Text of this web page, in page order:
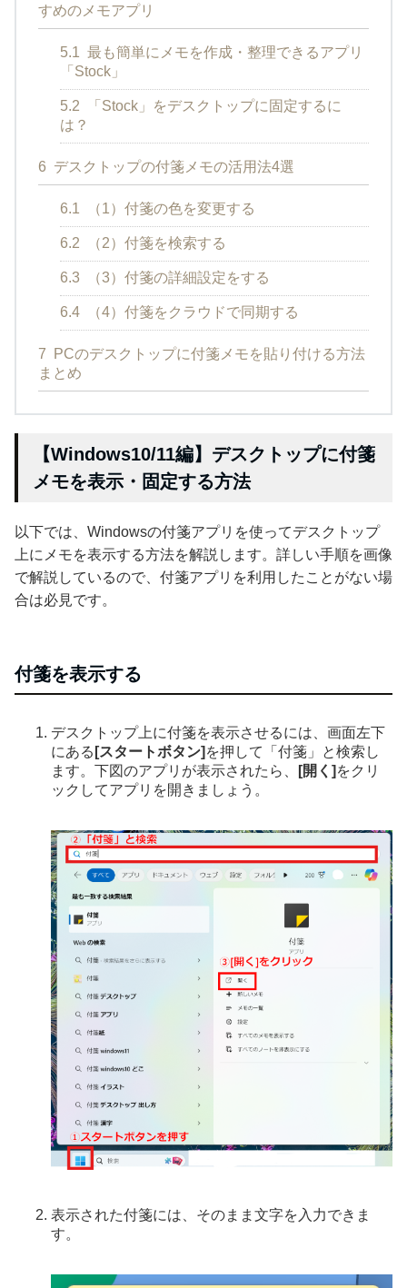
すめのメモアプリ
5.1 最も簡単にメモを作成・整理できるアプリ
「Stock」
5.2
「Stock」をデスクトップに固定するに
は？
6 デスクトップの付箋メモの活用法4選
6.1 （1）付箋の色を変更する
6.2 （2）付箋を検索する
6.3 （3）付箋の詳細設定をする
6.4 （4）付箋をクラウドで同期する
7
PCのデスクトップに付箋メモを貼り付ける方法
まとめ
【Windows10/11編】デスクトップに付箋
メモを表示・固定する方法
以下では、Windowsの付箋アプリを使ってデスクトップ
上にメモを表示する方法を解説します。詳しい手順を画像
で解説しているので、付箋アプリを利用したことがない場
合は必見です。
付箋を表示する
デスクトップ上に付箋を表示させるには、画面左下
にある [スタートボタン] を押して「付箋」と検索し
ます。下図のアプリが表示されたら、
[開く] をクリ
ックしてアプリを開きましょう。
表示された付箋には、そのまま文字を入力できま
す。